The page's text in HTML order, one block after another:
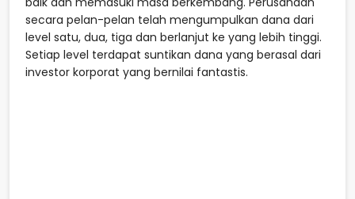
secara pelan-pelan telah mengumpulkan dana dari
level satu, dua, tiga dan berlanjut ke yang lebih tinggi.
Setiap level terdapat suntikan dana yang berasal dari
investor korporat yang bernilai fantastis.